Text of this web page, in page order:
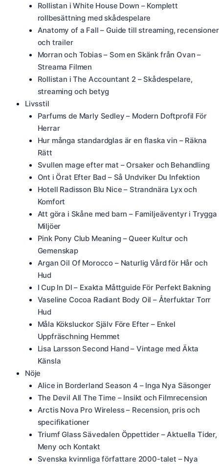
Rollistan i White House Down – Komplett
rollbesättning med skådespelare
Anatomy of a Fall – Guide till streaming, recensioner
och trailer
Morran och Tobias – Som en Skänk från Ovan –
Streama Filmen
Rollistan i The Accountant 2 – Skådespelare,
streaming och betyg
Livsstil
Parfums de Marly Sedley – Modern Doftprofil För
Herrar
Hur många standardglas är en flaska vin – Räkna
Rätt
Svullen mage efter mat – Orsaker och Behandling
Ont i Örat Efter Bad – Så Undviker Du Infektion
Hotell Radisson Blu Nice – Strandnära Lyx och
Komfort
Att göra i Skåne med barn – Familjeäventyr i Trygga
Miljöer
Pink Pony Club Meaning – Queer Kultur och
Gemenskap
Argan Oil Of Morocco – Naturlig Vård för Hår och
Hud
I Cup In Dl – Exakta Måttguide För Perfekt Bakning
Vaseline Cocoa Radiant Body Oil – Återfuktar Torr
Hud
Måla Köksluckor Själv Före Efter – Enkel
Uppfräschning Hemmet
Lisa Larsson Second Hand – Vintage med Äkta
Känsla
Nöje
Alice in Borderland Season 4 – Inga Nya Säsonger
The Devil All The Time – Insikt och Filmrecension
Arctis Nova Pro Wireless – Recension, pris och
specifikationer
Triumf Glass Sävedalen Öppettider – Aktuella Tider,
Meny och Kontakt
Svenska kvinnliga författare 2000-talet – Nya